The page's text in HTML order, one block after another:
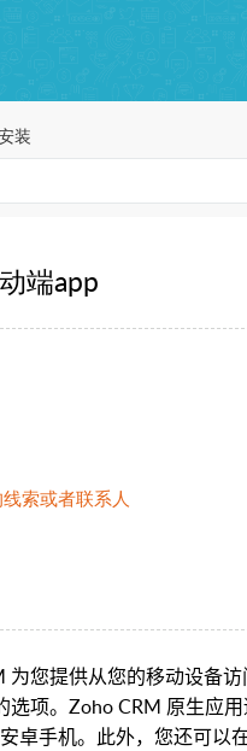
装
端app
索或者联系人
为您提供从您的移动设备
选项。Zoho CRM 原生应
卓手机。此外，您还可以